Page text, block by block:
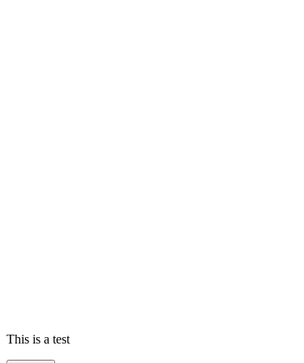
This is a test